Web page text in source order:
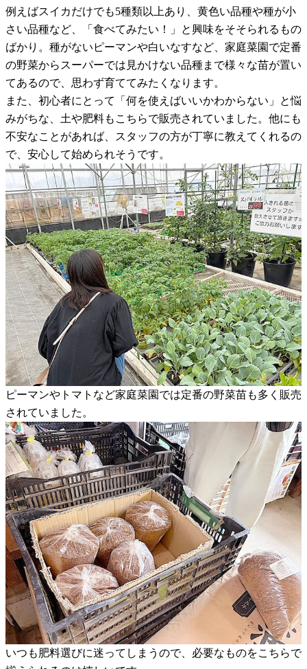
例えばスイカだけでも5種類以上あり、黄色い品種や種が小
さい品種など、「食べてみたい！」と興味をそそられるもの
ばかり。種がないピーマンや白いなすなど、家庭菜園で定番
の野菜からスーパーでは見かけない品種まで様々な苗が置い
てあるので、思わず育ててみたくなります。
また、初心者にとって「何を使えばいいかわからない」と悩
みがちな、土や肥料もこちらで販売されていました。他にも
不安なことがあれば、スタッフの方が丁寧に教えてくれるの
で、安心して始められそうです。
ピーマンやトマトなど家庭菜園では定番の野菜苗も多く販売
されていました。
いつも肥料選びに迷ってしまうので、必要なものをこちらで